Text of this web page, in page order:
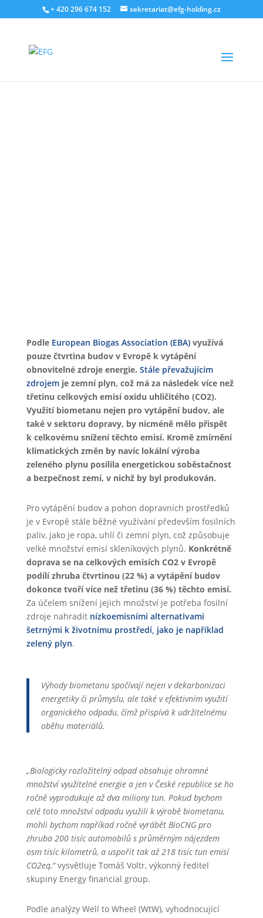
+ 420 296 674 152 sekretariat@efg-holding.cz
Podle European Biogas Association (EBA)využívá
pouze čtvrtina budov v Evropě k vytápění
obnovitelné zdroje energie. Stále převažujícím
zdrojem je zemní plyn, což má za následek více než
třetinu celkových emisí oxidu uhličitého (CO2).
Využití biometanu nejen pro vytápění budov, ale
také v sektoru dopravy, by nicméně mělo přispět
k celkovému snížení těchto emisí. Kromě zmírnění
klimatických změn by navíc lokální výroba
zeleného plynu posílila energetickou soběstačnost
a bezpečnost zemí, v nichž by byl produkován.
Pro vytápění budov a pohon dopravních prostředků
je v Evropě stále běžné využívání především fosilních
paliv, jako je ropa, uhlí či zemní plyn, což způsobuje
velké množství emisí skleníkových plynů. Konkrétně
doprava se na celkových emisích CO2 v Evropě
podílí zhruba čtvrtinou (22 %) a vytápění budov
dokonce tvoří více než třetinu (36 %) těchto emisí.
Za účelem snížení jejich množství je potřeba fosilní
zdroje nahradit nízkoemisními alternativami
šetrnými k životnímu prostředí, jako je například
zelený plyn.
Výhody biometanu spočívají nejen v dekarbonizaci
energetiky či průmyslu, ale také v efektivním využití
organického odpadu, čímž přispívá k udržitelnému
oběhu materiálů.
„Biologicky rozložitelný odpad obsahuje ohromné
množství využitelné energie a jen v České republice se ho
ročně vyprodukuje až dva miliony tun. Pokud bychom
celé toto množství odpadu využili k výrobě biometanu,
mohli bychom napříkad ročně vyrábět BioCNG pro
zhruba 200 tisíc automobilů s průměrným nájezdem
osm tisíc kilometrů, a uspořit tak až 218 tisíc tun emisí
CO2eq,“vysvětluje Tomáš Voltr, výkonný ředitel
skupiny Energy financial group.
Podle analýzy Well to Wheel (WtW), vyhodnocující